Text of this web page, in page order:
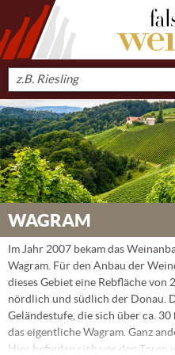
Produkt
suchen
WAGRAM
Im Jahr 2007 bekam das
Wagram. Für den Anbau der
dieses Gebiet eine Rebfläche von
nördlich und südlich der Donau.
Geländestufe, die sich über ca.
das eigentliche Wagram. Ganz
Hier befinden sich vor den Toren